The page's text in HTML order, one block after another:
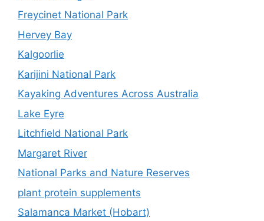
Freycinet National Park
Hervey Bay
Kalgoorlie
Karijini National Park
Kayaking Adventures Across Australia
Lake Eyre
Litchfield National Park
Margaret River
National Parks and Nature Reserves
plant protein supplements
Salamanca Market (Hobart)